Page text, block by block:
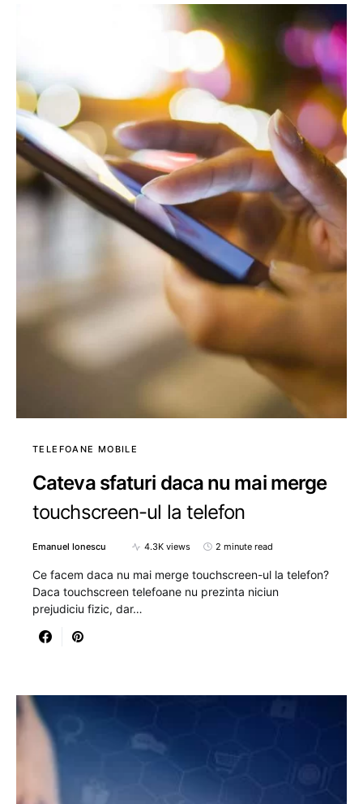
TELEFOANE MOBILE
Cateva sfaturi daca nu mai merge
touchscreen-ul la telefon
Emanuel Ionescu 4.3K views 2 minute read
Ce facem daca nu mai merge touchscreen-ul la telefon?
Daca touchscreen telefoane nu prezinta niciun
prejudiciu fizic, dar…